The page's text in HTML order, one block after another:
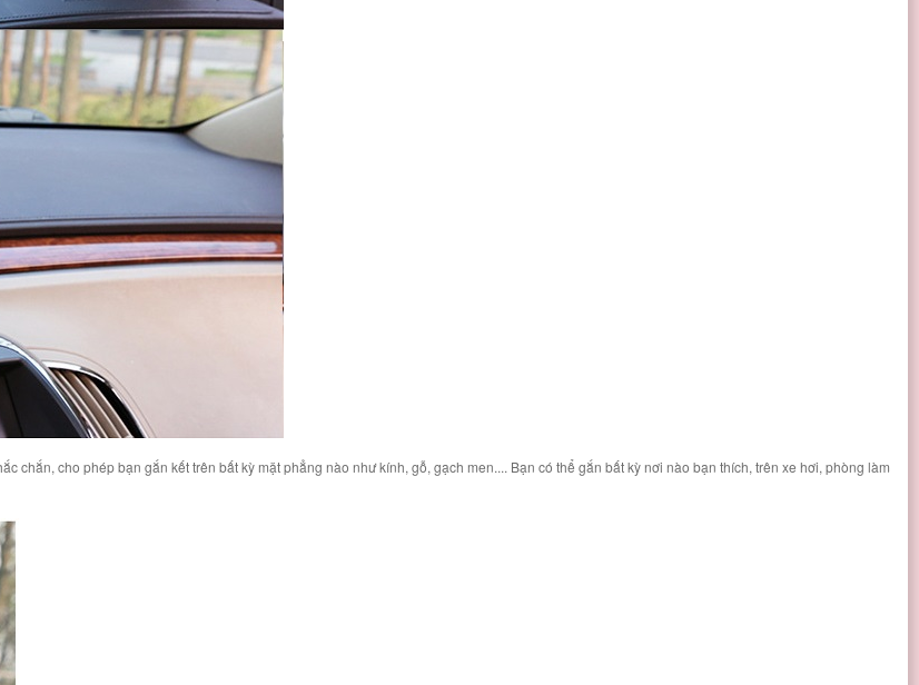
chắn, cho phép bạn gắn kết trên bất kỳ mặt phẳng nào như kính, gỗ, gạch men.... Bạn có thể gắn bất kỳ nơi nào bạn thích, trên xe hơi, phòng làm